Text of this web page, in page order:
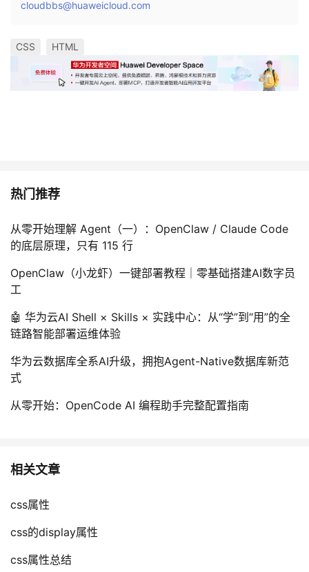
cloudbbs@huaweicloud.com
CSS HTML
热门推荐
从零开始理解 Agent（一）：OpenClaw / Claude Code
的底层原理，只有 115 行
OpenClaw（小龙虾）一键部署教程｜零基础搭建AI数字员
工
🤖 华为云AI Shell × Skills × 实践中心：从“学”到“用”的全
链路智能部署运维体验
华为云数据库全系AI升级，拥抱Agent-Native数据库新范
式
从零开始：OpenCode AI 编程助手完整配置指南
相关文章
css属性
css的display属性
css属性总结